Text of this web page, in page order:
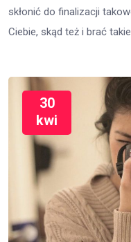
skłonić do finalizacji
Ciebie, skąd też i brać
30
kwi